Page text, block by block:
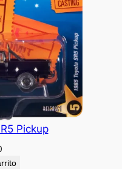
Pickup